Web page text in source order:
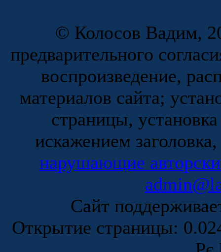
© Колосов Вадим,
предварительного
воспроизведение,
материалов сайта;
страницы,
искажением
нарушающие
Сайт
Открытие страницы: